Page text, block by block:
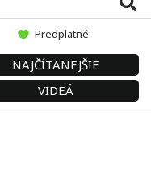
Predplatné
NAJČÍTANEJŠIE
VIDEÁ